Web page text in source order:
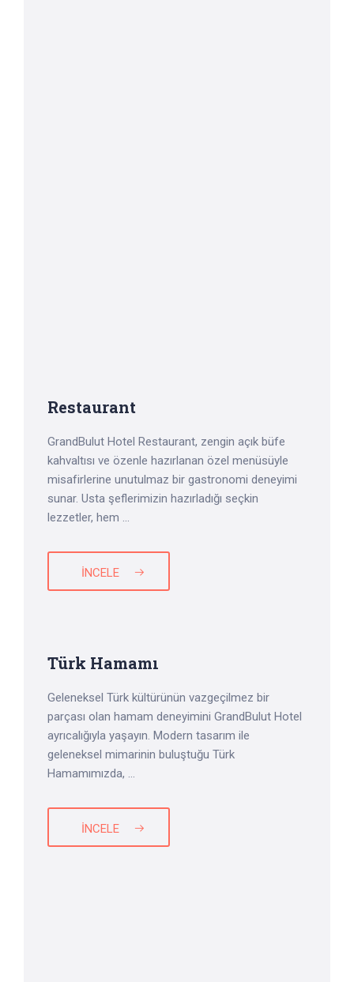
Restaurant
GrandBulut Hotel Restaurant, zengin açık büfe
kahvaltısı ve özenle hazırlanan özel menüsüyle
misafirlerine unutulmaz bir gastronomi deneyimi
sunar. Usta şeflerimizin hazırladığı seçkin
lezzetler, hem ...
İNCELE
Türk Hamamı
Geleneksel Türk kültürünün vazgeçilmez bir
parçası olan hamam deneyimini GrandBulut Hotel
ayrıcalığıyla yaşayın. Modern tasarım ile
geleneksel mimarinin buluştuğu Türk
Hamamımızda, ...
İNCELE